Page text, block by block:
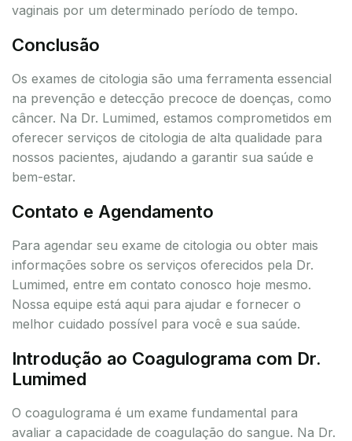
vaginais por um determinado período de tempo.
Conclusão
Os exames de citologia são uma ferramenta essencial
na prevenção e detecção precoce de doenças, como
câncer. Na Dr. Lumimed, estamos comprometidos em
oferecer serviços de citologia de alta qualidade para
nossos pacientes, ajudando a garantir sua saúde e
bem-estar.
Contato e Agendamento
Para agendar seu exame de citologia ou obter mais
informações sobre os serviços oferecidos pela Dr.
Lumimed, entre em contato conosco hoje mesmo.
Nossa equipe está aqui para ajudar e fornecer o
melhor cuidado possível para você e sua saúde.
Introdução ao Coagulograma com Dr.
Lumimed
O coagulograma é um exame fundamental para
avaliar a capacidade de coagulação do sangue. Na Dr.